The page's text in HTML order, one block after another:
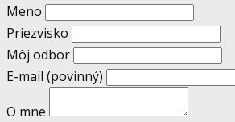
Meno
Priezvisko
Môj odbor
E-mail (povinný)
O mne